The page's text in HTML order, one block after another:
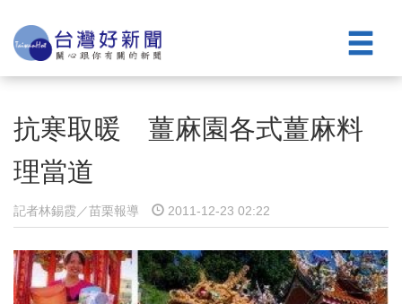
抗寒取暖 薑麻園各式薑麻料
理當道
記者林錫霞／苗栗報導 2011-12-23 02:22